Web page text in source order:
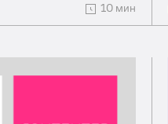
10 мин